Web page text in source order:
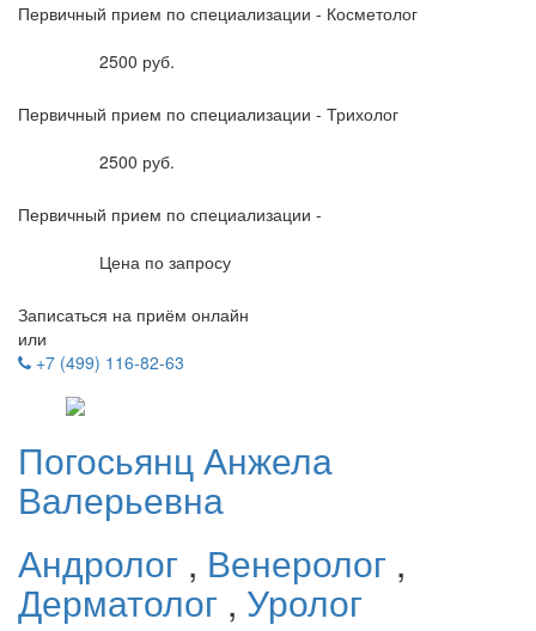
Первичный прием по специализации - Косметолог
2500 руб.
Первичный прием по специализации - Трихолог
2500 руб.
Первичный прием по специализации -
Цена по запросу
Записаться на приём онлайн
или
+7 (499) 116-82-63
ПогосьянцАнжела
Валерьевна
Андролог , Венеролог ,
Дерматолог , Уролог